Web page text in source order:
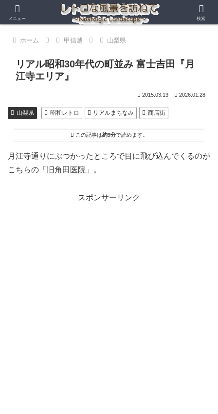
ホーム 甲信越 山梨県
リアル昭和30年代の町並み 富士吉田『月
江寺エリア』
2015.03.13 2026.01.28
山梨県 昭和レトロ リアルまちなみ 商店街
この記事は約9分で読めます。
月江寺通りにぶつかったところで目に飛び込んでくるのが
こちらの「旧角田医院」。
スポンサーリンク
メニュー 検索